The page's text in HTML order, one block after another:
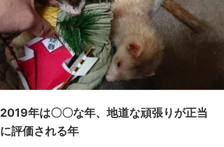
2019年は〇〇な年、地道な頑張りが正当
に評価される年